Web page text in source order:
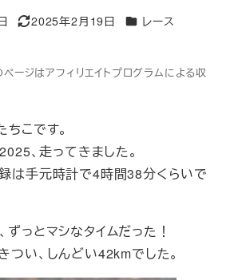
更新日
2025年2月19日 カテゴリー
レース
ージはアフィリエイトプログラムによる収
ちこです。
、走ってきました。
は手元時計で4時間38分くらいで
ずっとマシなタイムだった！
つい、しんどい42kmでした。